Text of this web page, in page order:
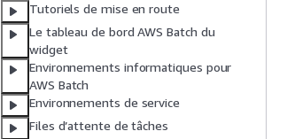
Tutoriels de mise en route
Le tableau de bord AWS Batch du
widget
Environnements informatiques pour
AWS Batch
Environnements de service
Files d’attente de tâches